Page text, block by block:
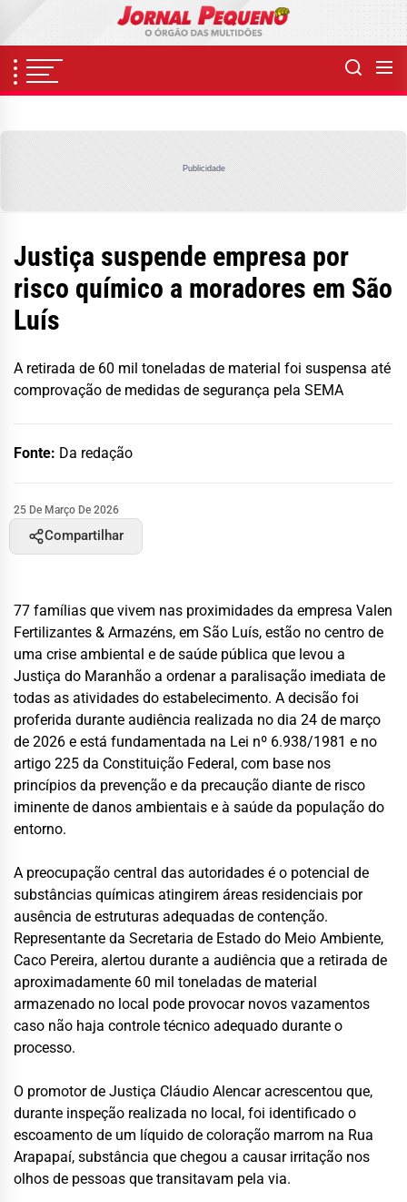
content
Publicidade
Justiça suspende empresa por
risco químico a moradores em São
Luís
A retirada de 60 mil toneladas de material foi suspensa até
comprovação de medidas de segurança pela SEMA
Fonte: Da redação
25 De Março De 2026
Compartilhar
77 famílias que vivem nas proximidades da empresa Valen
Fertilizantes & Armazéns, em São Luís, estão no centro de
uma crise ambiental e de saúde pública que levou a
Justiça do Maranhão a ordenar a paralisação imediata de
todas as atividades do estabelecimento. A decisão foi
proferida durante audiência realizada no dia 24 de março
de 2026 e está fundamentada na Lei nº 6.938/1981 e no
artigo 225 da Constituição Federal, com base nos
princípios da prevenção e da precaução diante de risco
iminente de danos ambientais e à saúde da população do
entorno.
A preocupação central das autoridades é o potencial de
substâncias químicas atingirem áreas residenciais por
ausência de estruturas adequadas de contenção.
Representante da Secretaria de Estado do Meio Ambiente,
Caco Pereira, alertou durante a audiência que a retirada de
aproximadamente 60 mil toneladas de material
armazenado no local pode provocar novos vazamentos
caso não haja controle técnico adequado durante o
processo.
O promotor de Justiça Cláudio Alencar acrescentou que,
durante inspeção realizada no local, foi identificado o
escoamento de um líquido de coloração marrom na Rua
Arapapaí, substância que chegou a causar irritação nos
olhos de pessoas que transitavam pela via.